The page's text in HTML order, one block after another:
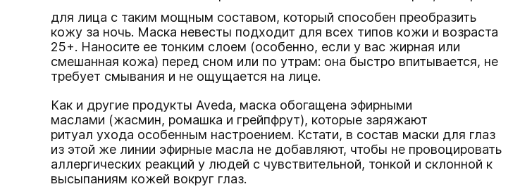
для лица с таким мощным составом, который способен преобразить
кожу за ночь. Маска невесты подходит для всех типов кожи и возраста
25+. Наносите ее тонким слоем (особенно, если у вас жирная или
смешанная кожа) перед сном или по утрам: она быстро впитывается, не
требует смывания и не ощущается на лице.
Как и другие продукты Aveda, маска обогащена эфирными
маслами (жасмин, ромашка и грейпфрут), которые заряжают
ритуал ухода особенным настроением. Кстати, в состав маски для глаз
из этой же линии эфирные масла не добавляют, чтобы не провоцировать
аллергических реакций у людей с чувствительной, тонкой и склонной к
высыпаниям кожей вокруг глаз.